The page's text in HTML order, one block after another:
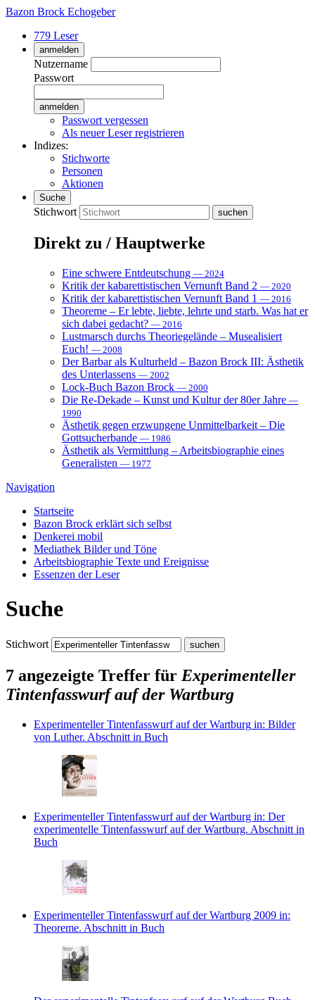
Bazon Brock Echogeber
779 Leser
anmelden
Nutzername
Passwort
Passwort vergessen
Als neuer Leser registrieren
Indizes:
Stichworte
Personen
Aktionen
Suche
Stichwort
Direkt zu / Hauptwerke
Eine schwere Entdeutschung — 2024
Kritik der kabarettistischen Vernunft Band 2 — 2020
Kritik der kabarettistischen Vernunft Band 1 — 2016
Theoreme – Er lebte, liebte, lehrte und starb. Was hat er
sich dabei gedacht? — 2016
Lustmarsch durchs Theoriegelände – Musealisiert
Euch! — 2008
Der Barbar als Kulturheld – Bazon Brock III: Ästhetik
des Unterlassens — 2002
Lock-Buch Bazon Brock — 2000
Die Re-Dekade – Kunst und Kultur der 80er Jahre —
1990
Ästhetik gegen erzwungene Unmittelbarkeit – Die
Gottsucherbande — 1986
Ästhetik als Vermittlung – Arbeitsbiographie eines
Generalisten — 1977
Navigation
Startseite
Bazon Brock erklärt sich selbst
Denkerei mobil
Mediathek Bilder und Töne
Arbeitsbiographie Texte und Ereignisse
Essenzen der Leser
Suche
Stichwort
7 angezeigte Treffer für Experimenteller
Tintenfasswurf auf der Wartburg
Experimenteller Tintenfasswurf auf der Wartburg in: Bilder
von Luther. Abschnitt in Buch
Experimenteller Tintenfasswurf auf der Wartburg in: Der
experimentelle Tintenfasswurf auf der Wartburg. Abschnitt in
Buch
Experimenteller Tintenfasswurf auf der Wartburg 2009 in:
Theoreme. Abschnitt in Buch